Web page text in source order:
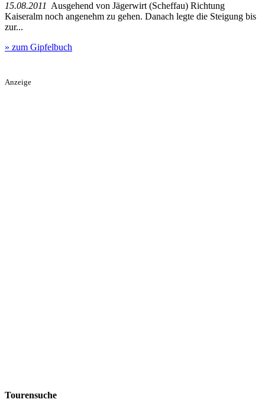
15.08.2011 Ausgehend von Jägerwirt (Scheffau) Richtung
Kaiseralm noch angenehm zu gehen. Danach legte die Steigung bis
zur...
» zum Gipfelbuch
Anzeige
Tourensuche